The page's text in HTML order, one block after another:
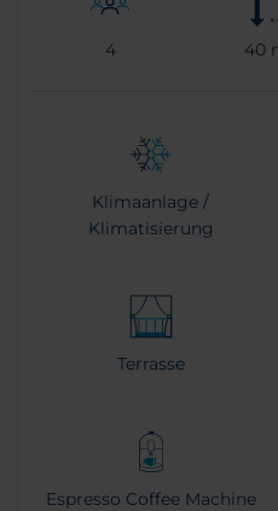
4 40
Klimaanlage /
Klimatisierung
Terrasse
Espresso Coffee Machine